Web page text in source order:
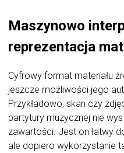
Maszynowo
reprezentacja
Cyfrowy format materiału
jeszcze możliwości jego
Przykładowo, skan czy
partytury muzycznej nie
zawartości. Jest on łatwy
ale dopiero wykorzystanie